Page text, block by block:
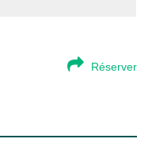
Réserver